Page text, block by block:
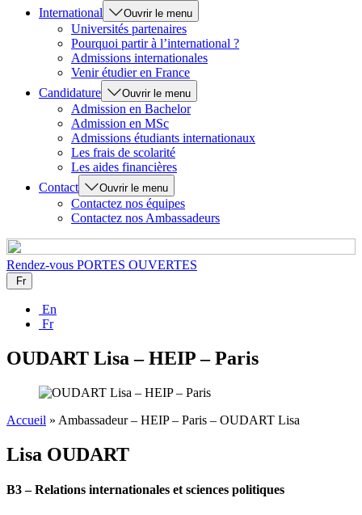
International
Ouvrir le menu
Universités partenaires
Pourquoi partir à l’international ?
Admissions internationales
Venir étudier en France
Candidature
Ouvrir le menu
Admission en Bachelor
Admission en MSc
Admissions étudiants internationaux
Les frais de scolarité
Les aides financières
Contact
Ouvrir le menu
Contactez nos équipes
Contactez nos Ambassadeurs
Rendez-vous PORTES OUVERTES
Fr
En
Fr
OUDART Lisa – HEIP – Paris
Accueil » Ambassadeur – HEIP – Paris – OUDART Lisa
Lisa OUDART
B3 – Relations internationales et sciences politiques